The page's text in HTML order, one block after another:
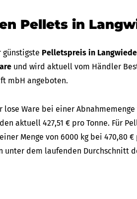
Pellets in
günstigste Pelletspreis in
und wird aktuell vom Händler
mbH angeboten.
lose Ware bei einer Abnahmemenge
aktuell 427,51 € pro Tonne. Für
Menge von 6000 kg bei 470,80 €
unter dem laufenden Durchschnitt